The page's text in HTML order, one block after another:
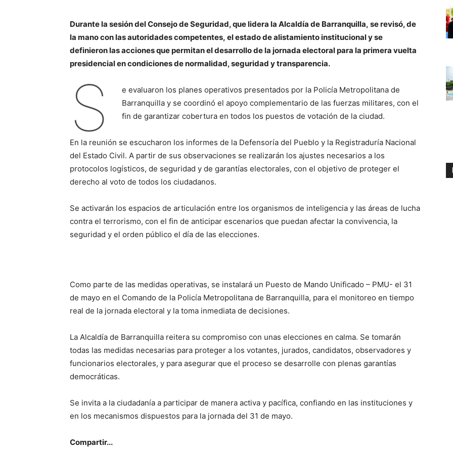
Durante la sesión del Consejo de Seguridad, que lidera la Alcaldía de Barranquilla, se revisó, de
la mano con las autoridades competentes, el estado de alistamiento institucional y se
definieron las acciones que permitan el desarrollo de la jornada electoral para la primera vuelta
presidencial en condiciones de normalidad, seguridad y transparencia.
S
e evaluaron los planes operativos presentados por la Policía Metropolitana de
Barranquilla y se coordinó el apoyo complementario de las fuerzas militares, con el
fin de garantizar cobertura en todos los puestos de votación de la ciudad.
En la reunión se escucharon los informes de la Defensoría del Pueblo y la Registraduría Nacional
del Estado Civil. A partir de sus observaciones se realizarán los ajustes necesarios a los
protocolos logísticos, de seguridad y de garantías electorales, con el objetivo de proteger el
derecho al voto de todos los ciudadanos.
Se activarán los espacios de articulación entre los organismos de inteligencia y las áreas de lucha
contra el terrorismo, con el fin de anticipar escenarios que puedan afectar la convivencia, la
seguridad y el orden público el día de las elecciones.
Como parte de las medidas operativas, se instalará un Puesto de Mando Unificado – PMU- el 31
de mayo en el Comando de la Policía Metropolitana de Barranquilla, para el monitoreo en tiempo
real de la jornada electoral y la toma inmediata de decisiones.
La Alcaldía de Barranquilla reitera su compromiso con unas elecciones en calma. Se tomarán
todas las medidas necesarias para proteger a los votantes, jurados, candidatos, observadores y
funcionarios electorales, y para asegurar que el proceso se desarrolle con plenas garantías
democráticas.
Se invita a la ciudadanía a participar de manera activa y pacífica, confiando en las instituciones y
en los mecanismos dispuestos para la jornada del 31 de mayo.
Compartir...